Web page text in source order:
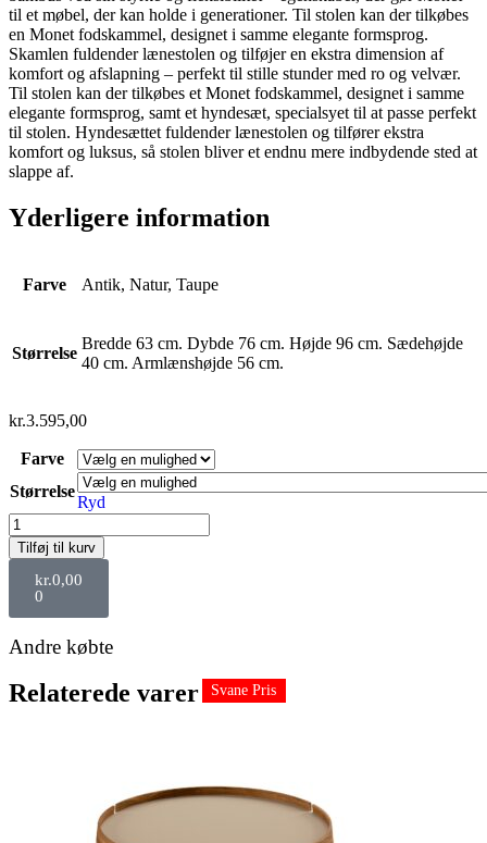
til et møbel, der kan holde i generationer. Til stolen kan der tilkøbes
en Monet fodskammel, designet i samme elegante formsprog.
Skamlen fuldender lænestolen og tilføjer en ekstra dimension af
komfort og afslapning – perfekt til stille stunder med ro og velvær.
Til stolen kan der tilkøbes et Monet fodskammel, designet i samme
elegante formsprog, samt et hyndesæt, specialsyet til at passe perfekt
til stolen. Hyndesættet fuldender lænestolen og tilfører ekstra
komfort og luksus, så stolen bliver et endnu mere indbydende sted at
slappe af.
Yderligere information
Farve Antik, Natur, Taupe
Størrelse
Bredde 63 cm. Dybde 76 cm. Højde 96 cm. Sædehøjde
40 cm. Armlænshøjde 56 cm.
kr.3.595,00
Farve
Størrelse
Ryd
Tilføj til kurv
kr.0,00
0
Andre købte
Relaterede varer Svane Pris